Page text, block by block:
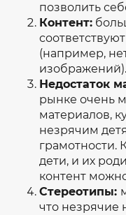
позволить
Контент:
(например,
изображений).
Недостаток
рынке очень
материалов,
незрячим
грамотности.
дети, и их
контент
Стереотипы:
что незрячие